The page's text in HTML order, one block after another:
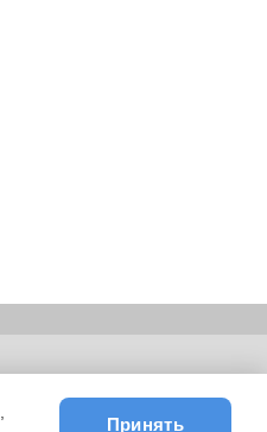
Принять